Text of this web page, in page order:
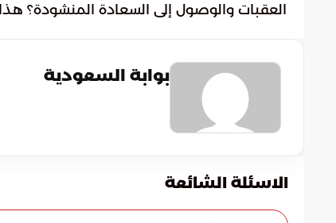
العقبات والوصول إلى السعادة المنشودة؟
بوابة السعودية
الاسئلة الشائعة